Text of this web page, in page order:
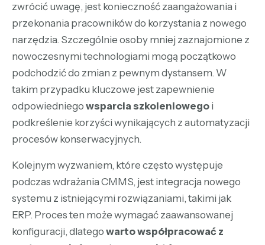
zwrócić uwagę, jest konieczność zaangażowania i
przekonania pracowników do korzystania z nowego
narzędzia. Szczególnie osoby mniej zaznajomione z
nowoczesnymi technologiami mogą początkowo
podchodzić do zmian z pewnym dystansem. W
takim przypadku kluczowe jest zapewnienie
odpowiedniego wsparcia szkoleniowego i
podkreślenie korzyści wynikających z automatyzacji
procesów konserwacyjnych.
Kolejnym wyzwaniem, które często występuje
podczas wdrażania CMMS, jest integracja nowego
systemu z istniejącymi rozwiązaniami, takimi jak
ERP. Proces ten może wymagać zaawansowanej
konfiguracji, dlatego warto współpracować z